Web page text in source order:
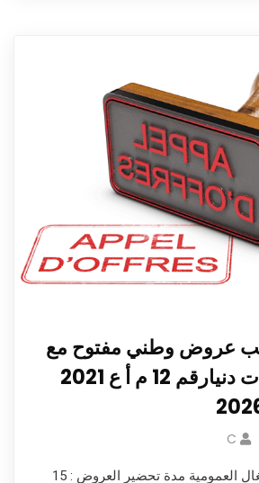
عروض وطني مفتوح مع
اشتراط قدرات دنيارقم 12 م أ ع 2021
C
الهيئة :مديرية الأشغال العمومية مدة تحضير العروض : 15